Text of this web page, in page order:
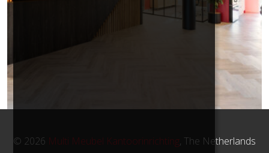
© 2026 Multi Meubel Kantoorinrichting, The Netherlands